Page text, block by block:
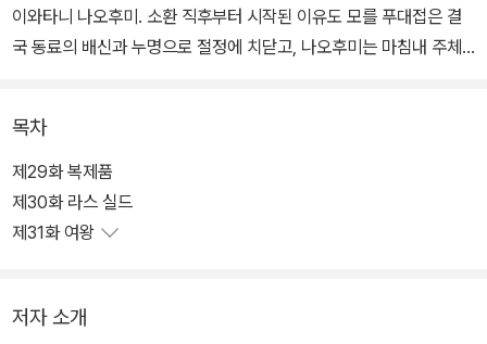
이와타니 나오후미. 소환 직후부터 시작된 이유도 모를 푸대접은 결
국 동료의 배신과 누명으로 절정에 치닫고, 나오후미는 마침내 주체
목차
제29화 복제품
제30화 라스 실드
제31화 여왕
저자 소개